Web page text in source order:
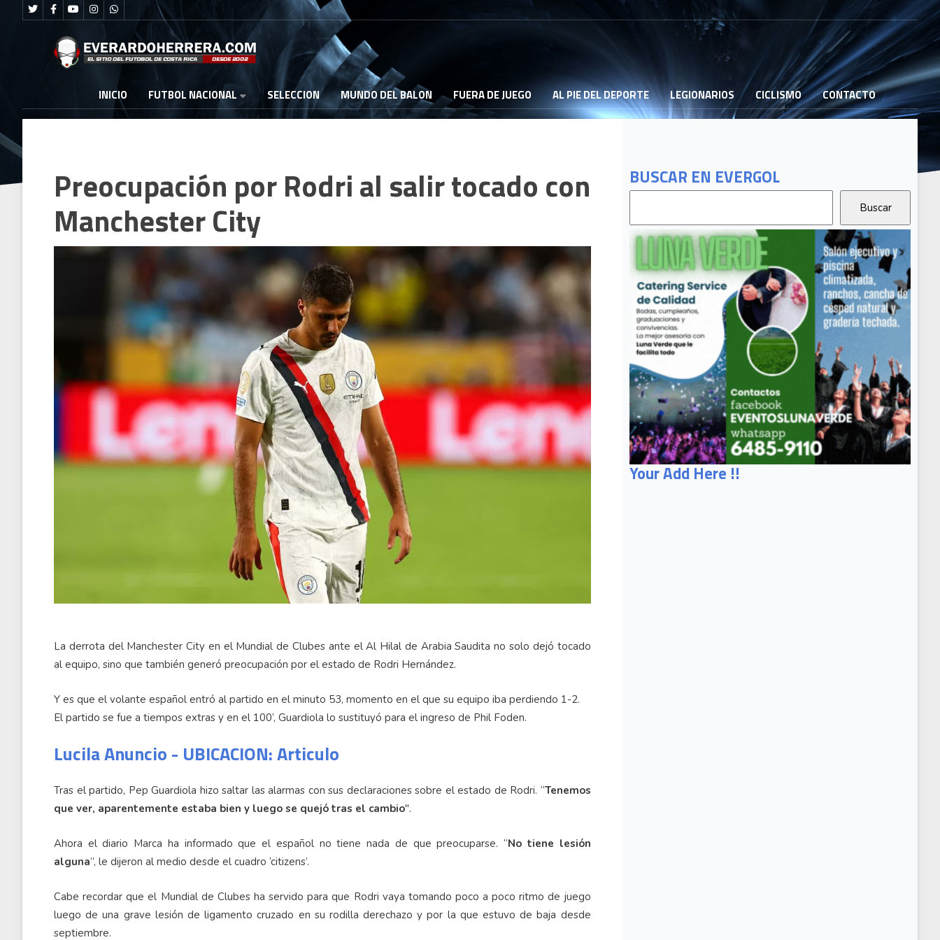
INICIO FUTBOL NACIONAL SELECCION MUNDO DEL BALON FUERA DE JUEGO AL PIE DEL DEPORTE LEGIONARIOS CICLISMO CONTACTO
BUSCAR EN EVERGOL
Your Add Here !!
Preocupación por Rodri al salir tocado con
Manchester City
La derrota del Manchester City en el Mundial de Clubes ante el Al Hilal de Arabia Saudita no solo dejó tocado
al equipo, sino que también generó preocupación por el estado de Rodri Hernández.
Y es que el volante español entró al partido en el minuto 53, momento en el que su equipo iba perdiendo 1-2.
El partido se fue a tiempos extras y en el 100’, Guardiola lo sustituyó para el ingreso de Phil Foden.
Lucila Anuncio - UBICACION: Articulo
Tras el partido, Pep Guardiola hizo saltar las alarmas con sus declaraciones sobre el estado de Rodri. “Tenemos
que ver, aparentemente estaba bien y luego se quejó tras el cambio".
Ahora el diario Marca ha informado que el español no tiene nada de que preocuparse. “No tiene lesión
alguna”, le dijeron al medio desde el cuadro ‘citizens’.
Cabe recordar que el Mundial de Clubes ha servido para que Rodri vaya tomando poco a poco ritmo de juego
luego de una grave lesión de ligamento cruzado en su rodilla derechazo y por la que estuvo de baja desde
septiembre.